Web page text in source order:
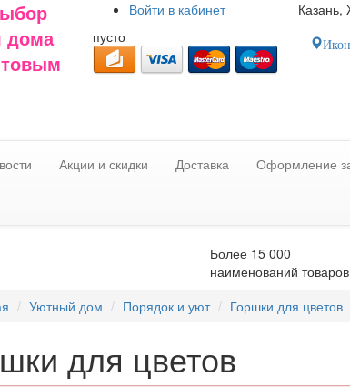
дома
Войти в кабинет
пусто
Казань,
Акции и скидки Доставка Оформление
Более 15 000
наименований товаров
Уютный дом Порядок и уют Горшки для цветов
для цветов